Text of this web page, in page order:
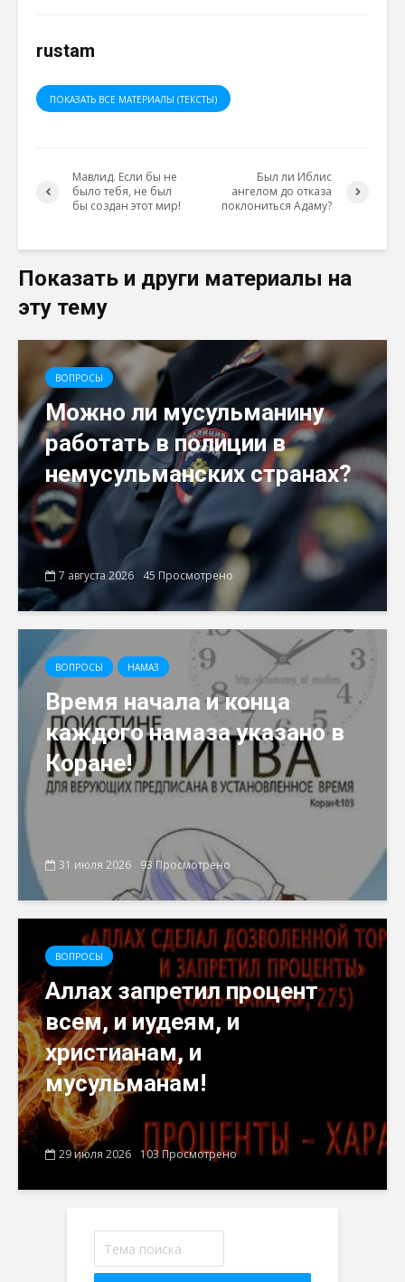
rustam
ПОКАЗАТЬ ВСЕ МАТЕРИАЛЫ (ТЕКСТЫ)
Мавлид. Если бы не
было тебя, не был
бы создан этот мир!
Был ли Иблис
ангелом до отказа
поклониться Адаму?
Показать и други материалы на
эту тему
ВОПРОСЫ
Можно ли мусульманину
работать в полиции в
немусульманских странах?
7 августа 2026 45 Просмотрено
ВОПРОСЫ НАМАЗ
Время начала и конца
каждого намаза указано в
Коране!
31 июля 2026 93 Просмотрено
ВОПРОСЫ
Аллах запретил процент
всем, и иудеям, и
христианам, и
мусульманам!
29 июля 2026 103 Просмотрено